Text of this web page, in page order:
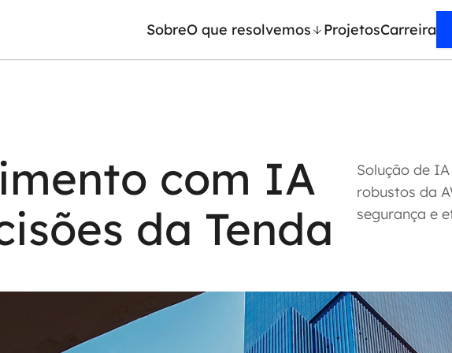
SobreO que resolvemos ProjetosCarreira
de IA
de IA
RPA e hiperautomação
AI Day
com IA
da Tenda
Solução de
robustos da
segurança e